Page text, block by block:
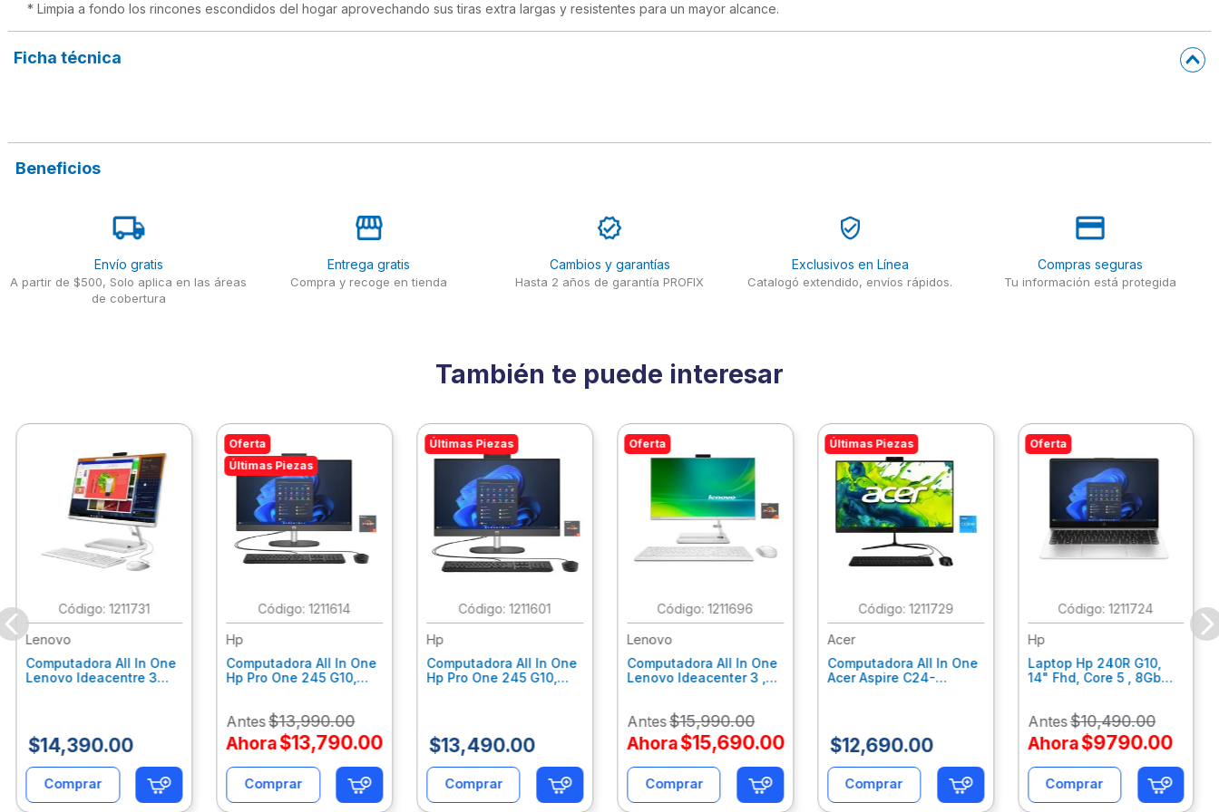
* Limpia a fondo los rincones escondidos del hogar aprovechando sus tiras extra largas y resistentes para un mayor alcance.
Ficha técnica
Beneficios
Envío gratis
A partir de $500, Solo aplica en las áreas
de cobertura
Entrega gratis
Compra y recoge en tienda
Cambios y garantías
Hasta 2 años de garantía PROFIX
Exclusivos en Línea
Catalogó extendido, envíos rápidos.
Compras seguras
Tu información está protegida
También te puede interesar
:1211731
Lenovo
Computadora All In One
Lenovo Ideacentre 3
F0G1014Ald
$14,390.00
Comprar
Oferta
Últimas Piezas
:1211614
Hp
Computadora All In One
Hp Pro One 245 G10,
Fhd, Win11Home
9P7K6La
Antes$13,990.00
Ahora$13,790.00
Comprar
Últimas Piezas
:1211601
Hp
Computadora All In One
Hp Pro One 245 G10,
9P7K5La
$13,490.00
Comprar
Oferta
:1211696
Lenovo
Computadora All In One
Lenovo Ideacenter 3 ,
Fhd, Win11 Home
F0G1014Nld
Antes$15,990.00
Ahora$15,690.00
Comprar
Últimas Piezas
: 1211729
Acer
Computadora All In One
Acer Aspire C24-
Dq.Bmjal.002
$12,690.00
Comprar
Oferta
:1211724
Hp
Laptop Hp 240R G10,
14" Fhd, Core 5 , 8Gb
Antes$10,490.00
Ahora$9790.00
Comprar